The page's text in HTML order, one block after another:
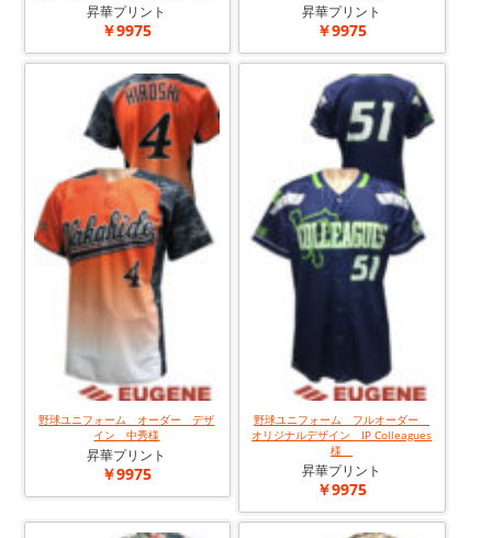
昇華プリント
￥9975
昇華プリント
￥9975
野球ユニフォーム オーダー デザ
イン 中秀様
昇華プリント
￥9975
野球ユニフォーム フルオーダー
オリジナルデザイン IP Colleagues
様
昇華プリント
￥9975